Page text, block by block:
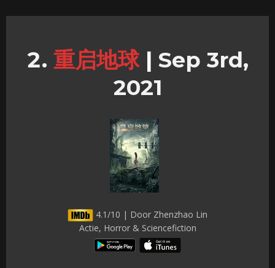
重启地球 | Sep 3rd,
2021
4.1/10 | Door Zhenzhao Lin
Actie, Horror & Sciencefiction